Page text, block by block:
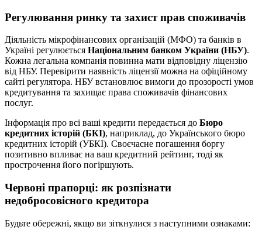
Регулювання ринку та захист прав споживачів
Діяльність мікрофінансових організацій (МФО) та банків в
Україні регулюється Національним банком України (НБУ).
Кожна легальна компанія повинна мати відповідну ліцензію
від НБУ. Перевірити наявність ліцензії можна на офіційному
сайті регулятора. НБУ встановлює вимоги до прозорості умов
кредитування та захищає права споживачів фінансових
послуг.
Інформація про всі ваші кредити передається до Бюро
кредитних історій (БКІ), наприклад, до Українського бюро
кредитних історій (УБКІ). Своєчасне погашення боргу
позитивно впливає на ваш кредитний рейтинг, тоді як
прострочення його погіршують.
Червоні прапорці: як розпізнати
недобросовісного кредитора
Будьте обережні, якщо ви зіткнулися з наступними ознаками: